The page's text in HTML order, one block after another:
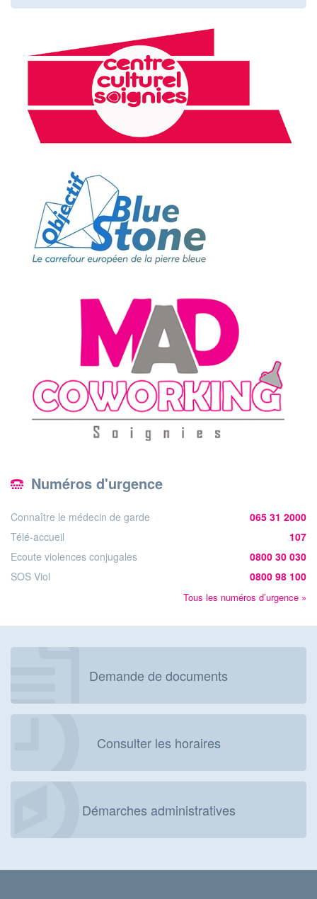
Numéros d'urgence
Connaître le médecin de garde
065 31 2000
Télé-accueil
107
Ecoute violences conjugales
0800 30 030
SOS Viol
0800 98 100
Tous les numéros d’urgence »
Demande de documents
Consulter les horaires
Démarches administratives